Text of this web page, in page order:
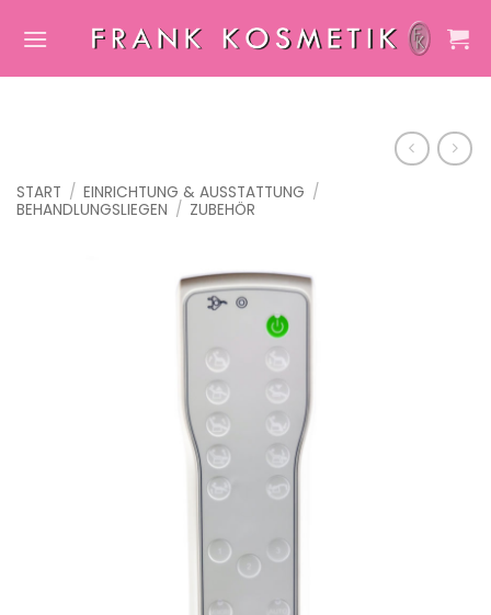
Inhalt
START / EINRICHTUNG & AUSSTATTUNG /
BEHANDLUNGSLIEGEN / ZUBEHÖR